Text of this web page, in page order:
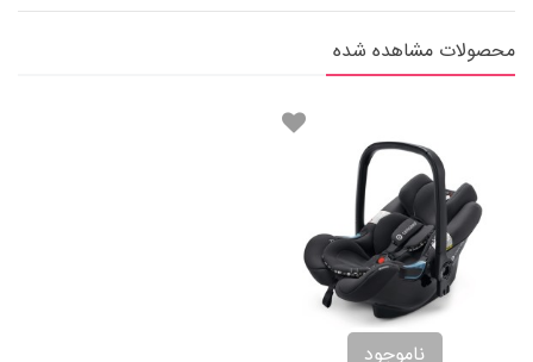
محصولات مشاهده شده
ناموجود